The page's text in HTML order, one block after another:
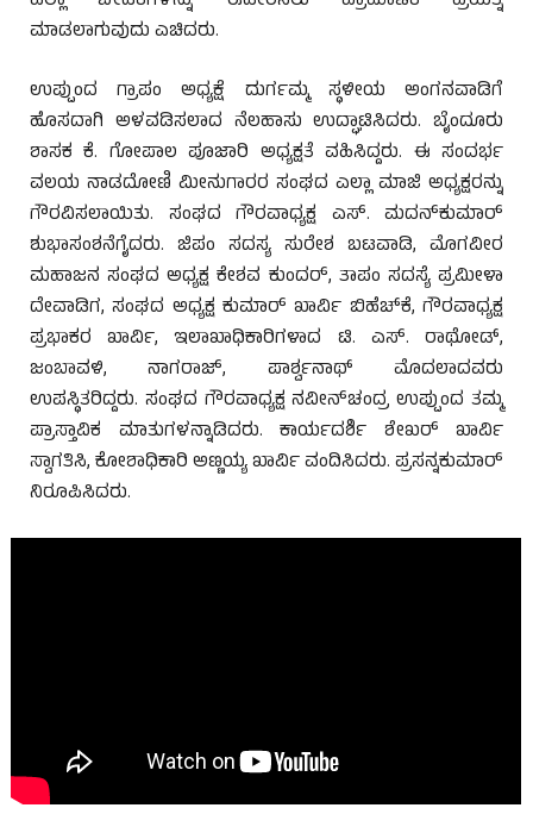
ಮಾಡಲಾಗುವುದು ಎಚಿದರು.
ಉಪ್ಪುಂದ ಗ್ರಾಪಂ ಅಧ್ಯಕ್ಷೆ ದುರ್ಗಮ್ಮ ಸ್ಥಳೀಯ ಅಂಗನವಾಡಿಗೆ
ಹೊಸದಾಗಿ ಅಳವಡಿಸಲಾದ ನೆಲಹಾಸು ಉದ್ಘಾಟಿಸಿದರು. ಬೈಂದೂರು
ಶಾಸಕ ಕೆ. ಗೋಪಾಲ ಪೂಜಾರಿ ಅಧ್ಯಕ್ಷತೆ ವಹಿಸಿದ್ದರು. ಈ ಸಂದರ್ಭ
ವಲಯ ನಾಡದೋಣಿ ಮೀನುಗಾರರ ಸಂಘದ ಎಲ್ಲಾ ಮಾಜಿ ಅಧ್ಯಕ್ಷರನ್ನು
ಗೌರವಿಸಲಾಯಿತು. ಸಂಘದ ಗೌರವಾಧ್ಯಕ್ಷ ಎಸ್. ಮದನ್‌ಕುಮಾರ್
ಶುಭಾಸಂಶನೆಗೈದರು. ಜಿಪಂ ಸದಸ್ಯ ಸುರೇಶ ಬಟವಾಡಿ, ಮೊಗವೀರ
ಮಹಾಜನ ಸಂಘದ ಅಧ್ಯಕ್ಷ ಕೇಶವ ಕುಂದರ್, ತಾಪಂ ಸದಸ್ಯೆ ಪ್ರಮೀಳಾ
ದೇವಾಡಿಗ, ಸಂಘದ ಅಧ್ಯಕ್ಷ ಕುಮಾರ್ ಖಾರ್ವಿ ಬಿಹೆಚ್‌ಕೆ, ಗೌರವಾಧ್ಯಕ್ಷ
ಪ್ರಭಾಕರ ಖಾರ್ವಿ, ಇಲಾಖಾಧಿಕಾರಿಗಳಾದ ಟಿ. ಎಸ್. ರಾಥೋಡ್,
ಜಂಬಾವಳಿ, ನಾಗರಾಜ್, ಪಾರ್ಶ್ವನಾಥ್ ಮೊದಲಾದವರು
ಉಪಸ್ಥಿತರಿದ್ದರು. ಸಂಘದ ಗೌರವಾಧ್ಯಕ್ಷ ನವೀನ್‌ಚಂದ್ರ ಉಪ್ಪುಂದ ತಮ್ಮ
ಪ್ರಾಸ್ತಾವಿಕ ಮಾತುಗಳನ್ನಾಡಿದರು. ಕಾರ್ಯದರ್ಶಿ ಶೇಖರ್ ಖಾರ್ವಿ
ಸ್ವಾಗತಿಸಿ, ಕೋಶಾಧಿಕಾರಿ ಅಣ್ಣಯ್ಯ ಖಾರ್ವಿ ವಂದಿಸಿದರು. ಪ್ರಸನ್ನಕುಮಾರ್
ನಿರೂಪಿಸಿದರು.